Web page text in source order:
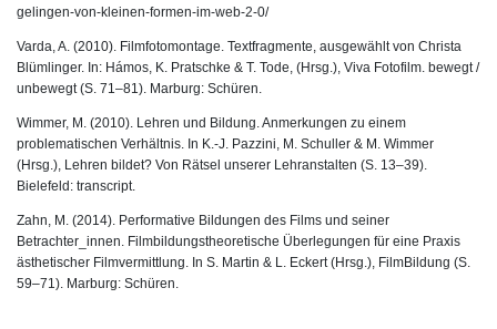
gelingen-von-kleinen-formen-im-web-2-0/
Varda, A. (2010). Filmfotomontage. Textfragmente, ausgewählt von Christa
Blümlinger. In: Hámos, K. Pratschke & T. Tode, (Hrsg.), Viva Fotofilm. bewegt /
unbewegt (S. 71–81). Marburg: Schüren.
Wimmer, M. (2010). Lehren und Bildung. Anmerkungen zu einem
problematischen Verhältnis. In K.-J. Pazzini, M. Schuller & M. Wimmer
(Hrsg.), Lehren bildet? Von Rätsel unserer Lehranstalten (S. 13–39).
Bielefeld: transcript.
Zahn, M. (2014). Performative Bildungen des Films und seiner
Betrachter_innen. Filmbildungstheoretische Überlegungen für eine Praxis
ästhetischer Filmvermittlung. In S. Martin & L. Eckert (Hrsg.), FilmBildung (S.
59–71). Marburg: Schüren.